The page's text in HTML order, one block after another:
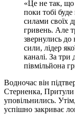
«Це не так, що
поки тобі
силами своїх
гривень. Але
звернулись до
сили, лідер
каналі. За три
півмільйона
Водночас він
Стерненка,
уповільнились.
успішно закриває